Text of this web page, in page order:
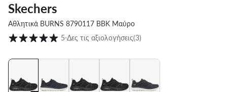
Skechers
Αθλητικά BURNS 8790117 BBK Μαύρο
Βαθμολογία πελατών σε κλίμακα 1 έως 5
5⋅Δες τις αξιολογήσεις(3)